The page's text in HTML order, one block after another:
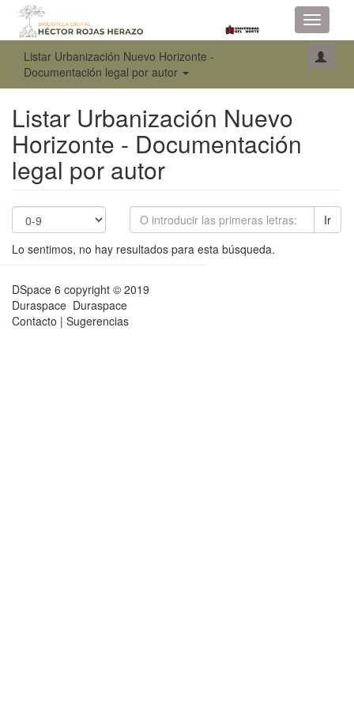
Toggle
Listar Urbanización Nuevo Horizonte -
Documentación legal por autor
Listar Urbanización Nuevo
Horizonte - Documentación
legal por autor
Ir
Lo sentimos, no hay resultados para esta búsqueda.
DSpace 6 copyright © 2019
Duraspace Duraspace
Contacto | Sugerencias